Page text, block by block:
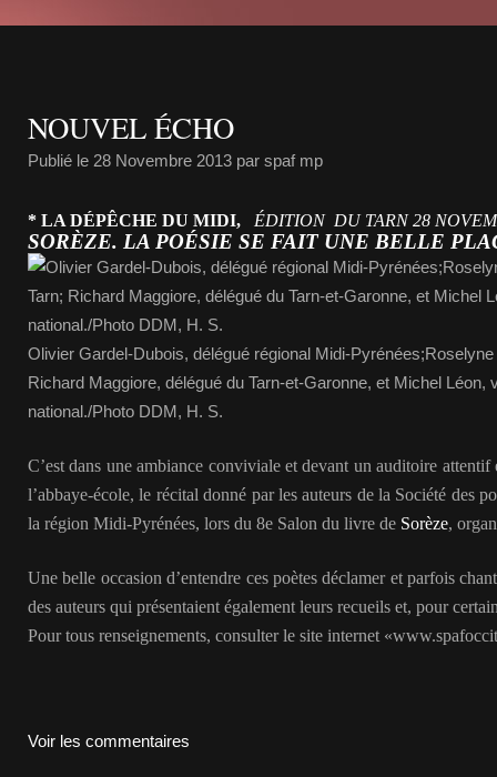
NOUVEL ÉCHO
Publié le 28 Novembre 2013 par spaf mp
* LA DÉPÊCHE DU MIDI, ÉDITION DU TARN 28
SORÈZE. LA POÉSIE SE FAIT UNE BELLE
Olivier Gardel-Dubois, délégué régional Midi-
Richard Maggiore, délégué du Tarn-et-Garonne, et Michel Léon,
national./Photo DDM, H. S.
C’est dans une ambiance conviviale et devant un auditoire attentif
l’abbaye-école, le récital donné par les auteurs de la Société des
la région Midi-Pyrénées, lors du 8e Salon du livre de Sorèze,
Une belle occasion d’entendre ces poètes déclamer et parfois
des auteurs qui présentaient également leurs recueils et, pour
Pour tous renseignements, consulter le site internet
Voir les commentaires